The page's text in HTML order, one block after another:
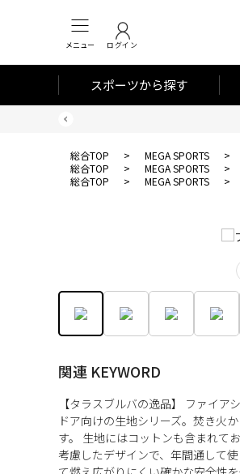
メニュー ログイン
スポーツから探す
総合TOP > MEGA SPORTS >
総合TOP
> MEGA SPORTS >
総合TOP
> MEGA SPORTS >
関連 KEYWORD
【タラスブルバの逸品】 ファイ
ドア向けの生地シリーズ。焚き火
す。 生地にはコットンも含まれて
考慮したデザインで、年間通して